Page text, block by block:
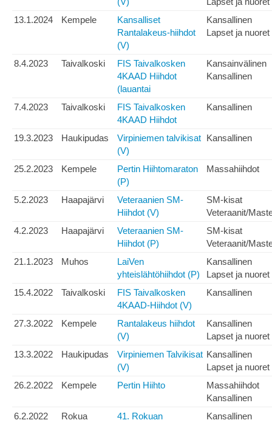
13.1.2024
Kempele
Kansalliset
Rantalakeus-hiihdot
(V)
Kansallinen
Lapset ja nuoret
8.4.2023 Taivalkoski
FIS Taivalkosken
4KAAD Hiihdot
(lauantai
Kansainvälinen
Kansallinen
7.4.2023 Taivalkoski
FIS Taivalkosken
4KAAD Hiihdot
Kansallinen
19.3.2023 Haukipudas
Virpiniemen talvikisat
(V)
Kansallinen
25.2.2023 Kempele
Pertin Hiihtomaraton
(P)
Massahiihdot
5.2.2023 Haapajärvi
Veteraanien SM-
Hiihdot (V)
SM-kisat
Veteraanit/
4.2.2023
Haapajärvi
Veteraanien SM-
Hiihdot (P)
SM-kisat
Veteraanit/
21.1.2023
Muhos
LaiVen
yhteislähtöhiihdot (P)
Kansallinen
Lapset ja nuoret
15.4.2022
Taivalkoski
FIS Taivalkosken
4KAAD-Hiihdot (V)
Kansallinen
27.3.2022 Kempele
Rantalakeus hiihdot
(V)
Kansallinen
Lapset ja nuoret
13.3.2022
Haukipudas
Virpiniemen Talvikisat
(V)
Kansallinen
Lapset ja nuoret
26.2.2022
Kempele Pertin Hiihto
Massahiihdot
Kansallinen
6.2.2022
Rokua
41. Rokuan
Kansallinen